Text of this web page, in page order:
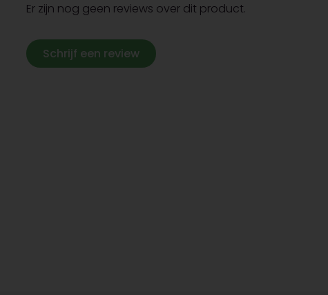
Er zijn nog geen reviews over dit product.
Schrijf een review